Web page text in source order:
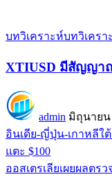
บทวิเคราะห์บทวิเคร
XTIUSD มีสัญญา
admin มิถุนายน
อินเดีย-ญี่ปุ่น-เกาหลี
แตะ $100
ออสเตรเลียเผยผลต